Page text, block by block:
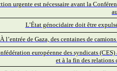
urgente est nécessaire avant la
L’État génocidaire doit être
À l’entrée de Gaza, des centaines de
européenne des syndicats
et à la fin des relations